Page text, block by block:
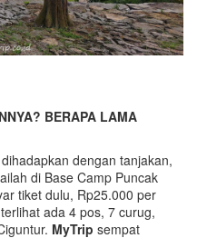
BERAPA LAMA
dengan tanjakan,
di Base Camp Puncak
tiket dulu, Rp25.000 per
ada 4 pos, 7 curug,
MyTrip sempat